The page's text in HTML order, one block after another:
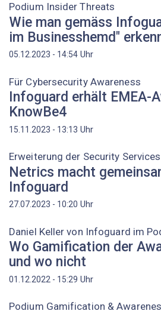
Podium Insider Threats
Wie man gemäss
im Businesshemd"
05.12.2023 - 14:54 Uhr
Für Cybersecurity Awareness
Infoguard erhält EMEA-
KnowBe4
15.11.2023 - 13:13 Uhr
Erweiterung der Security Services
Netrics macht
Infoguard
27.07.2023 - 10:20 Uhr
Daniel Keller von Infoguard im
Wo Gamification der
und wo nicht
01.12.2022 - 15:29 Uhr
Podium Gamification &